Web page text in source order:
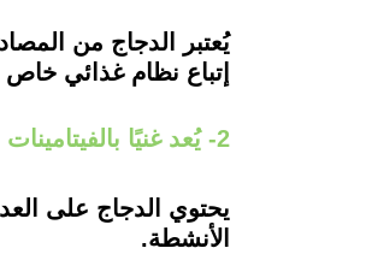
يُعتبر الدجاج من
إتباع نظام غذائي
2- يُعد غنيًا بالفيتامينات والمعادن
يحتوي الدجاج على
الأنشطة.